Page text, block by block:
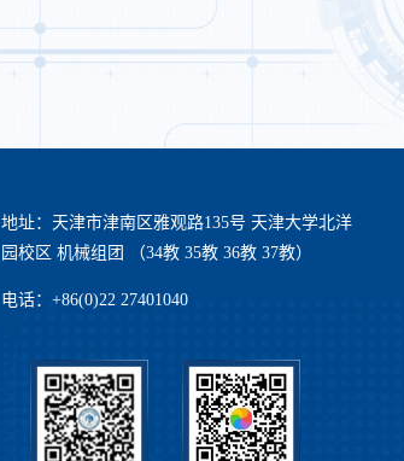
地址：天津市津南区雅观路135号 天津大学北洋
园校区 机械组团 （34教 35教 36教 37教）
电话：+86(0)22 27401040